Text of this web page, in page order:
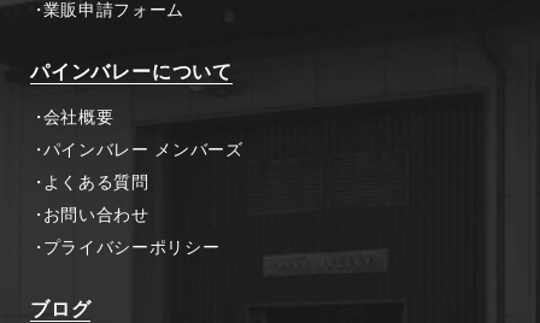
業販申請フォーム
パインバレーについて
会社概要
パインバレー メンバーズ
よくある質問
お問い合わせ
プライバシーポリシー
ブログ